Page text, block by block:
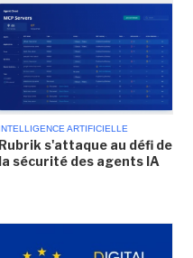
INTELLIGENCE ARTIFICIELLE
Rubrik s'attaque au défi de
la sécurité des agents IA